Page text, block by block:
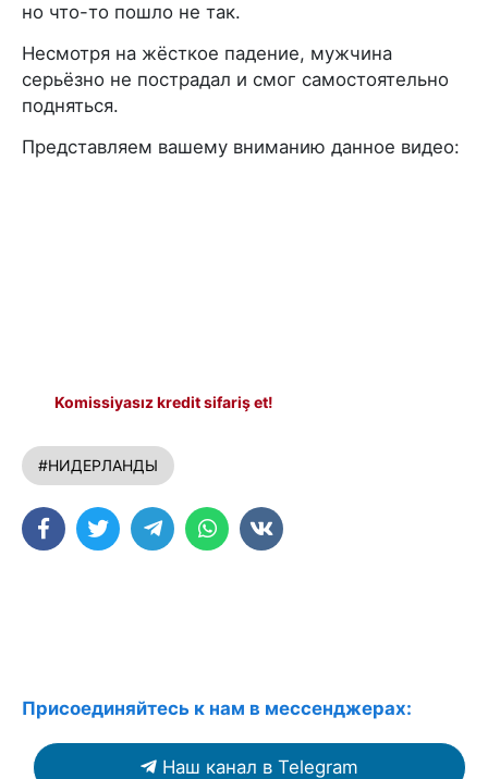
но что-то пошло не так.
Несмотря на жёсткое падение, мужчина
серьёзно не пострадал и смог самостоятельно
подняться.
Представляем вашему вниманию данное видео:
Komissiyasız kredit sifariş et!
#НИДЕРЛАНДЫ
Присоединяйтесь к нам в мессенджерах:
Наш канал в Telegram